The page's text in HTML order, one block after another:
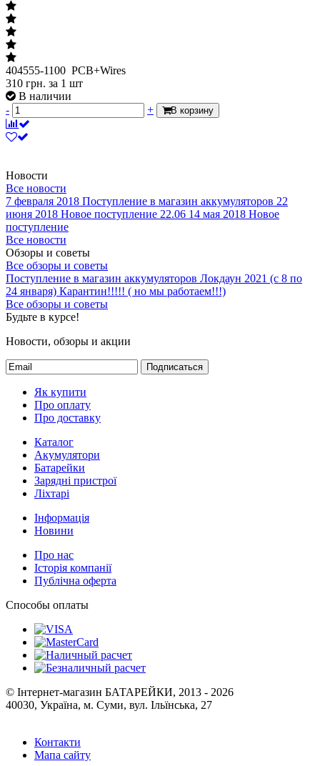
404555-1100 PCB+Wires
310 грн. за 1 шт
В наличии
-
+ В корзину
Новости
Все новости
7 февраля 2018 Поступление в магазин аккумуляторов 22
июня 2018 Новое поступление 22.06 14 мая 2018 Новое
поступление
Все новости
Обзоры и советы
Все обзоры и советы
Поступление в магазин аккумуляторов Локдаун 2021 (с 8 по
24 января) Карантин!!!!! ( но мы работаем!!!)
Все обзоры и советы
Будьте в курсе!
Новости, обзоры и акции
Подписаться
Як купити
Про оплату
Про доставку
Каталог
Акумулятори
Батарейки
Зарядні пристрої
Ліхтарі
Інформація
Новини
Про нас
Історія компанії
Публічна оферта
Способы оплаты
© Інтернет-магазин БАТАРЕЙКИ, 2013 - 2026
40030, Україна, м. Суми, вул. Ільїнська, 27
Контакти
Мапа сайту